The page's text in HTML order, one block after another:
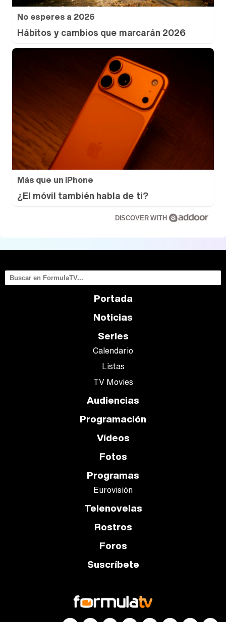
No esperes a 2026
Hábitos y cambios que marcarán 2026
Más que un iPhone
¿El móvil también habla de ti?
DISCOVER WITH
Portada
Noticias
Series
Calendario
Listas
TV Movies
Audiencias
Programación
Vídeos
Fotos
Programas
Eurovisión
Telenovelas
Rostros
Foros
Suscríbete